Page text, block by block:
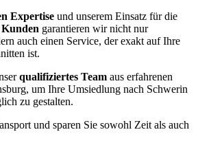
Expertise und unserem Einsatz für die
garantieren wir nicht nur
auch einen Service, der exakt auf Ihre
ist.
qualifiziertes Team aus erfahrenen
um Ihre Umsiedlung nach Schwerin
zu gestalten.
und sparen Sie sowohl Zeit als auch